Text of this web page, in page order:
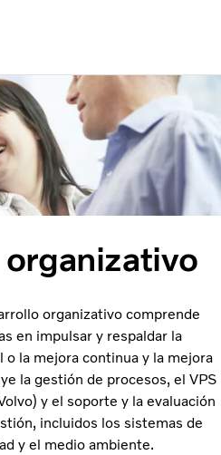
de comunicación
organizativo comprende
en impulsar y respaldar la
la mejora continua y la mejora
la gestión de procesos, el VPS
y el soporte y la evaluación
incluidos los sistemas de
y el medio ambiente.